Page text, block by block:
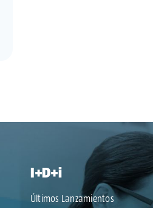
I+D+i
Últimos Lanzamientos